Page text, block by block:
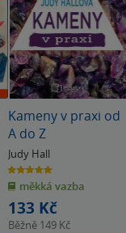
Kameny v praxi od
A do Z
Judy Hall
5.0
z
5
hvězdiček
měkká vazba
133 Kč
Běžně 149 Kč